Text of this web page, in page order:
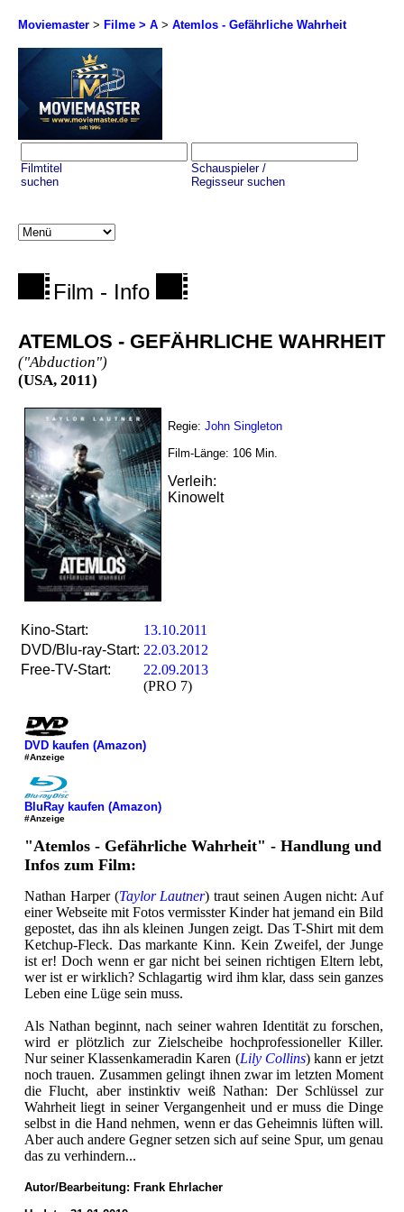
Moviemaster > Filme > A > Atemlos - Gefährliche Wahrheit
Filmtitel
suchen
Schauspieler /
Regisseur suchen
Film - Info
ATEMLOS - GEFÄHRLICHE WAHRHEIT
("Abduction")
(USA, 2011)
Regie: John Singleton
Film-Länge: 106 Min.
Verleih:
Kinowelt
Kino-Start:
13.10.2011
DVD/Blu-ray-Start: 22.03.2012
Free-TV-Start:
22.09.2013
(PRO 7)
DVD kaufen (Amazon)
#Anzeige
BluRay kaufen (Amazon)
#Anzeige
"Atemlos - Gefährliche Wahrheit" - Handlung und
Infos zum Film:
Nathan Harper (Taylor Lautner) traut seinen Augen nicht: Auf
einer Webseite mit Fotos vermisster Kinder hat jemand ein Bild
gepostet, das ihn als kleinen Jungen zeigt. Das T-Shirt mit dem
Ketchup-Fleck. Das markante Kinn. Kein Zweifel, der Junge
ist er! Doch wenn er gar nicht bei seinen richtigen Eltern lebt,
wer ist er wirklich? Schlagartig wird ihm klar, dass sein ganzes
Leben eine Lüge sein muss.
Als Nathan beginnt, nach seiner wahren Identität zu forschen,
wird er plötzlich zur Zielscheibe hochprofessioneller Killer.
Nur seiner Klassenkameradin Karen (Lily Collins) kann er jetzt
noch trauen. Zusammen gelingt ihnen zwar im letzten Moment
die Flucht, aber instinktiv weiß Nathan: Der Schlüssel zur
Wahrheit liegt in seiner Vergangenheit und er muss die Dinge
selbst in die Hand nehmen, wenn er das Geheimnis lüften will.
Aber auch andere Gegner setzen sich auf seine Spur, um genau
das zu verhindern...
Autor/Bearbeitung: Frank Ehrlacher